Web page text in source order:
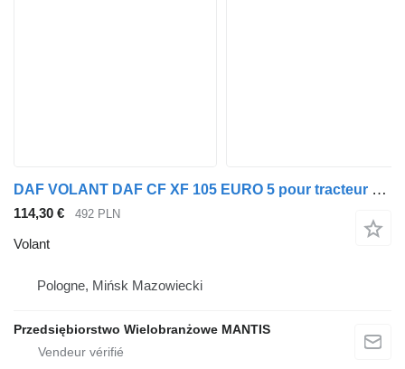
DAF VOLANT DAF CF XF 105 EURO 5 pour tracteur routier
114,30 € 492 PLN
Volant
Pologne, Mińsk Mazowiecki
Przedsiębiorstwo Wielobranżowe MANTIS